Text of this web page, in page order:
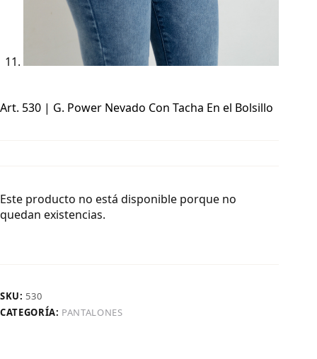
Art. 530 | G. Power Nevado Con Tacha En el Bolsillo
Este producto no está disponible porque no
quedan existencias.
SKU: 530
CATEGORÍA: PANTALONES